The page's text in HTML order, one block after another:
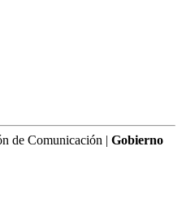
de Comunicación | Gobierno